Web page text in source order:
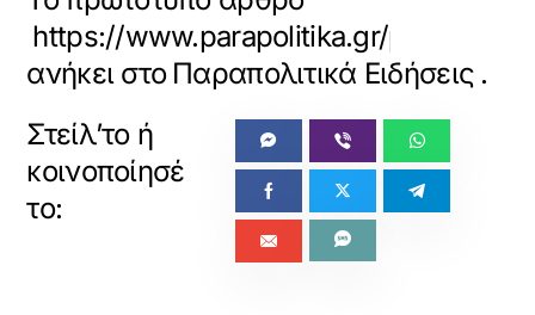
https://www.parapolitika.gr/politiki/
ανήκει στο Παραπολιτικά Ειδήσεις .